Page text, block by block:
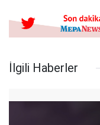
İlgili Haberler